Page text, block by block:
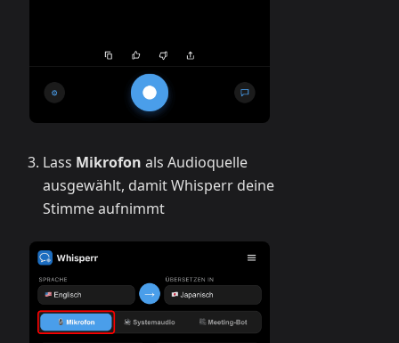
Lass Mikrofon als Audioquelle
ausgewählt, damit Whisperr deine
Stimme aufnimmt